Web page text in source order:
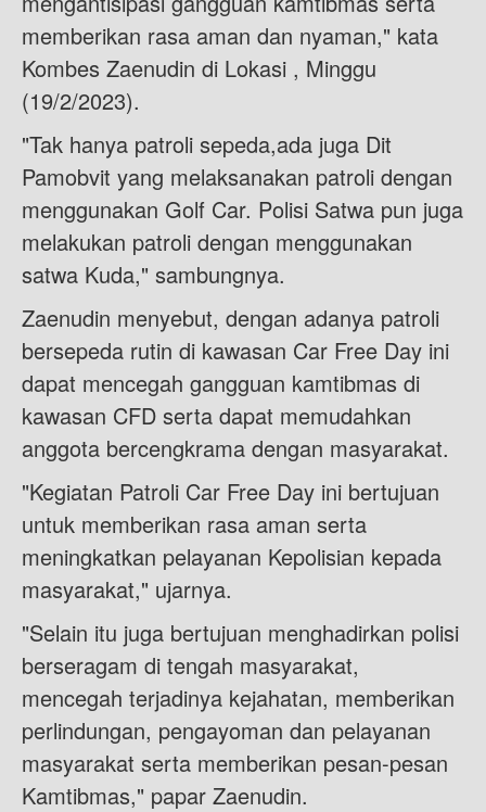
memberikan rasa aman dan nyaman," kata
Kombes Zaenudin di Lokasi , Minggu
(19/2/2023).
"Tak hanya patroli sepeda,ada juga Dit
Pamobvit yang melaksanakan patroli dengan
menggunakan Golf Car. Polisi Satwa pun juga
melakukan patroli dengan menggunakan
satwa Kuda," sambungnya.
Zaenudin menyebut, dengan adanya patroli
bersepeda rutin di kawasan Car Free Day ini
dapat mencegah gangguan kamtibmas di
kawasan CFD serta dapat memudahkan
anggota bercengkrama dengan masyarakat.
"Kegiatan Patroli Car Free Day ini bertujuan
untuk memberikan rasa aman serta
meningkatkan pelayanan Kepolisian kepada
masyarakat," ujarnya.
"Selain itu juga bertujuan menghadirkan polisi
berseragam di tengah masyarakat,
mencegah terjadinya kejahatan, memberikan
perlindungan, pengayoman dan pelayanan
masyarakat serta memberikan pesan-pesan
Kamtibmas," papar Zaenudin.